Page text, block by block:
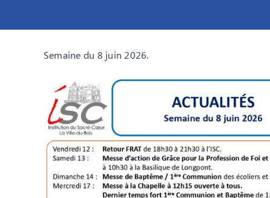
Semaine du 8 juin 2026.